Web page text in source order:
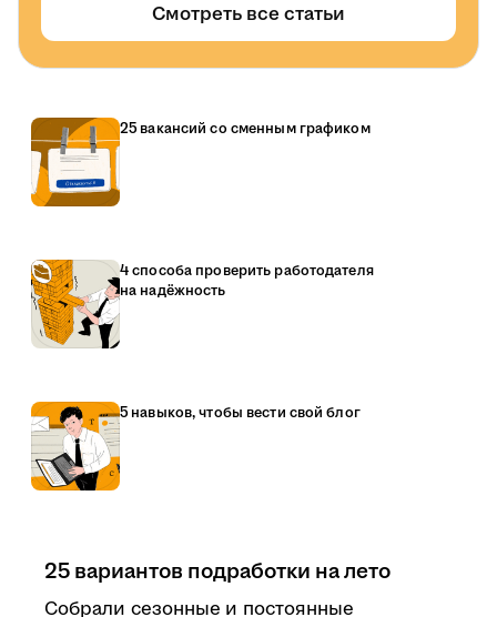
Смотреть все статьи
25 вакансий со сменным графиком
4 способа проверить работодателя
на надёжность
5 навыков, чтобы вести свой блог
25 вариантов подработки на лето
Собрали сезонные и постоянные